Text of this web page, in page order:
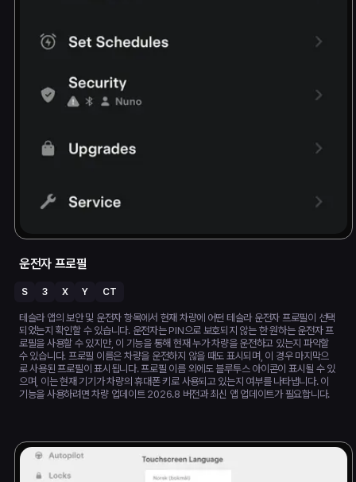
운전자 프로필
S 3 X Y CT
테슬라 앱의 보안 및 운전자 항목에서 현재 차량에 어떤 테슬라 운전자 프로필이 선택
되었는지 확인할 수 있습니다. 운전자는 PIN으로 보호되지 않는 한 원하는 운전자 프
로필을 사용할 수 있지만, 이 기능을 통해 현재 누가 차량을 운전하고 있는지 파악할
수 있습니다. 프로필 이름은 차량을 운전하지 않을 때도 표시되며, 이 경우 마지막으
로 사용된 프로필이 표시됩니다. 프로필 이름 외에도 블루투스 아이콘이 표시될 수 있
으며, 이는 현재 기기가 차량의 휴대폰 키로 사용되고 있는지 여부를 나타냅니다. 이
기능을 사용하려면 차량 업데이트 2026.8 버전과 최신 앱 업데이트가 필요합니다.